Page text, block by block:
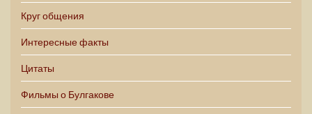
Круг общения
Интересные факты
Цитаты
Фильмы о Булгакове